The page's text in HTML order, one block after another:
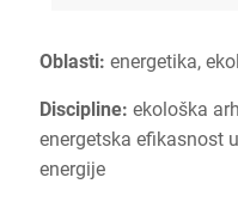
Oblasti: energetika,
Discipline: ekološka
energetska efikasnost
energije